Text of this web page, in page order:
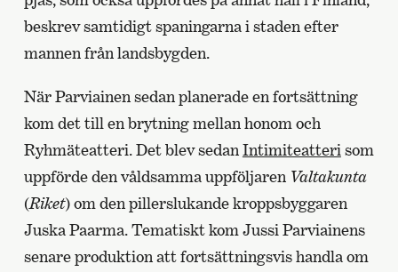
beskrev samtidigt spaningarna i staden efter
mannen från landsbygden.
När Parviainen sedan planerade en fortsättning
kom det till en brytning mellan honom och
Ryhmäteatteri. Det blev sedan Intimiteatteri som
uppförde den våldsamma uppföljaren Valtakunta
(Riket) om den pillerslukande kroppsbyggaren
Juska Paarma. Tematiskt kom Jussi Parviainens
senare produktion att fortsättningsvis handla om